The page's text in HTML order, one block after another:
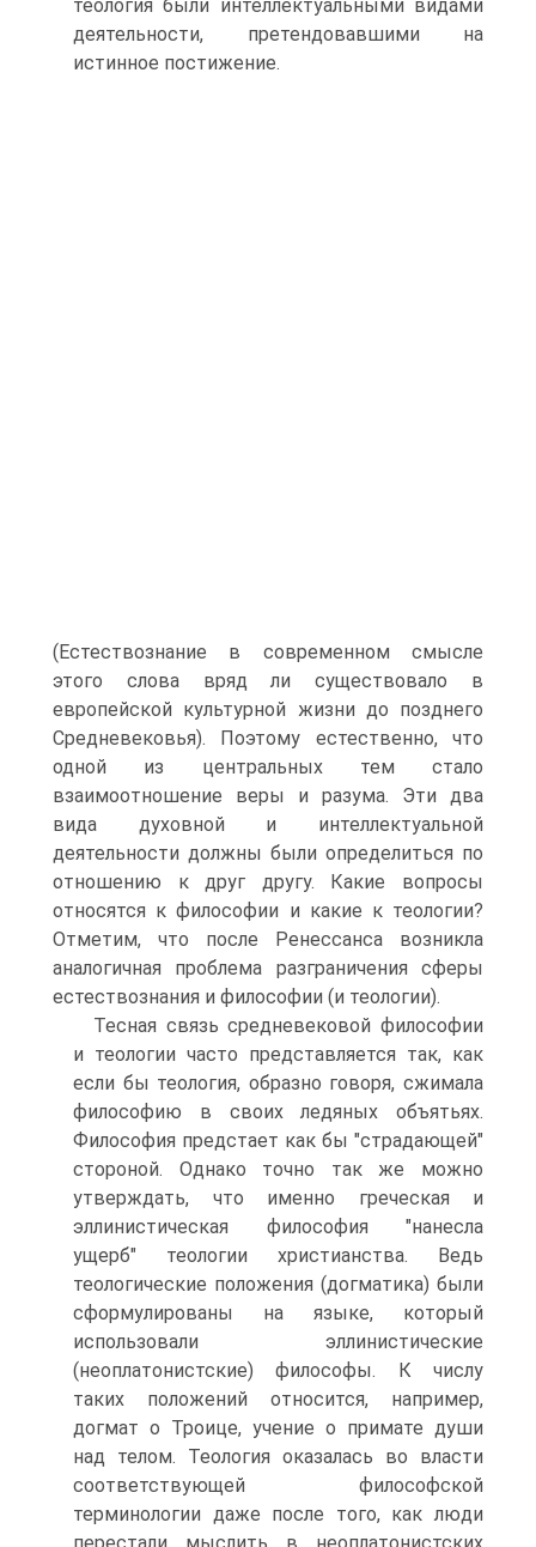
теология были интеллектуальными видами
деятельности, претендовавшими на
истинное постижение.
(Естествознание в современном смысле
этого слова вряд ли существовало в
европейской культурной жизни до позднего
Средневековья). Поэтому естественно, что
одной из центральных тем стало
взаимоотношение веры и разума. Эти два
вида духовной и интеллектуальной
деятельности должны были определиться по
отношению к друг другу. Какие вопросы
относятся к философии и какие к теологии?
Отметим, что после Ренессанса возникла
аналогичная проблема разграничения сферы
естествознания и философии (и теологии).
Тесная связь средневековой философии
и теологии часто представляется так, как
если бы теология, образно говоря, сжимала
философию в своих ледяных объятьях.
Философия предстает как бы "страдающей"
стороной. Однако точно так же можно
утверждать, что именно греческая и
эллинистическая философия "нанесла
ущерб" теологии христианства. Ведь
теологические положения (догматика) были
сформулированы на языке, который
использовали эллинистические
(неоплатонистские) философы. К числу
таких положений относится, например,
догмат о Троице, учение о примате души
над телом. Теология оказалась во власти
соответствующей философской
терминологии даже после того, как люди